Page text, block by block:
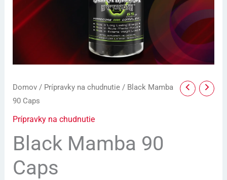
Domov/ Prípravky na chudnutie/ Black Mamba
90 Caps
Prípravky na chudnutie
Black Mamba 90
Caps
59,00 €.44,00 €.